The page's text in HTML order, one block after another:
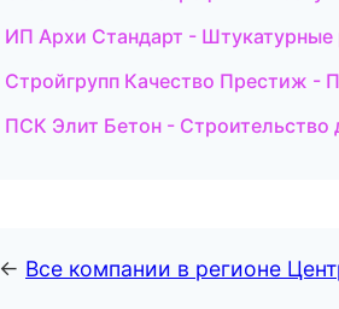
ИП Архи Стандарт -
Стройгрупп Качество Престиж -
ПСК Элит Бетон - Строительство
← Все компании в регионе